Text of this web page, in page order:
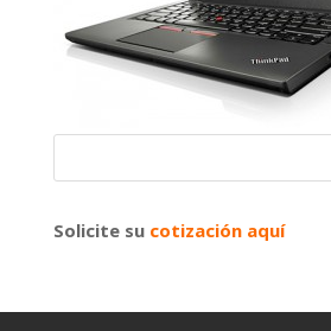
Solicite su cotización aquí